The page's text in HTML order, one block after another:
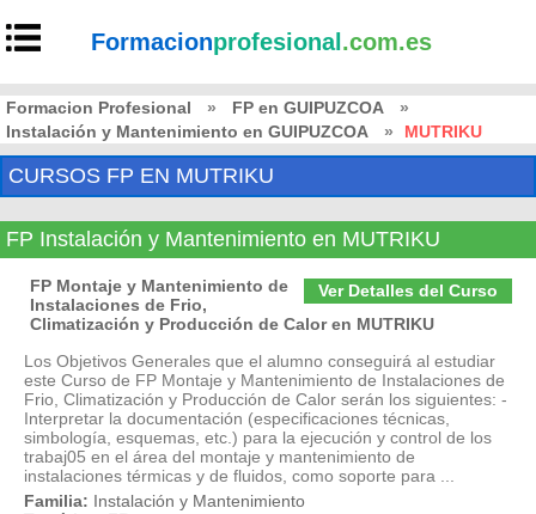
Formacionprofesional .com.es
Formacion Profesional » FP en GUIPUZCOA
»
Instalación y Mantenimiento en GUIPUZCOA
» MUTRIKU
CURSOS FP EN MUTRIKU
FP Instalación y Mantenimiento en MUTRIKU
Ver Detalles del Curso
FP Montaje y Mantenimiento de
Instalaciones de Frio,
Climatización y Producción de Calor en MUTRIKU
Los Objetivos Generales que el alumno conseguirá al estudiar
este Curso de FP Montaje y Mantenimiento de Instalaciones de
Frio, Climatización y Producción de Calor serán los siguientes: -
Interpretar la documentación (especificaciones técnicas,
simbología, esquemas, etc.) para la ejecución y control de los
trabaj05 en el área del montaje y mantenimiento de
instalaciones térmicas y de fluidos, como soporte para ...
Familia: Instalación y Mantenimiento